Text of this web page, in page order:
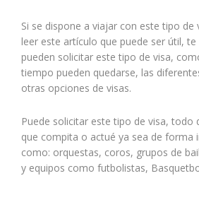
Si se dispone a viajar con este tipo de
leer este artículo que puede ser útil,
pueden solicitar este tipo de visa,
tiempo pueden quedarse, las
otras opciones de visas.
Puede solicitar este tipo de visa, todo
que compita o actué ya sea de forma
como: orquestas, coros, grupos de
y equipos como futbolistas,